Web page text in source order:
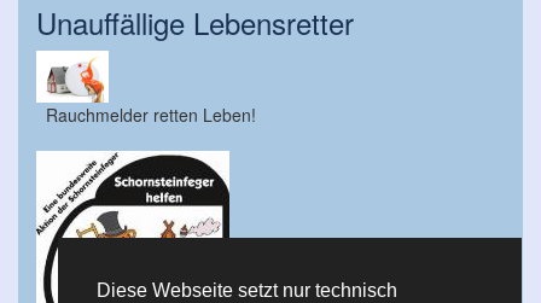
Diese Webseite setzt nur technisch
Unauffällige Lebensretter
Rauchmelder retten Leben!